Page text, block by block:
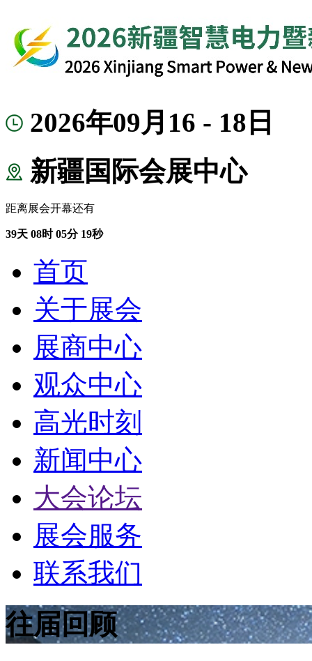
2026年09月16 - 18日
新疆国际会展中心
距离展会开幕还有
39天 08时 05分 18秒
首页
关于展会
展商中心
观众中心
高光时刻
新闻中心
大会论坛
展会服务
联系我们
往届回顾